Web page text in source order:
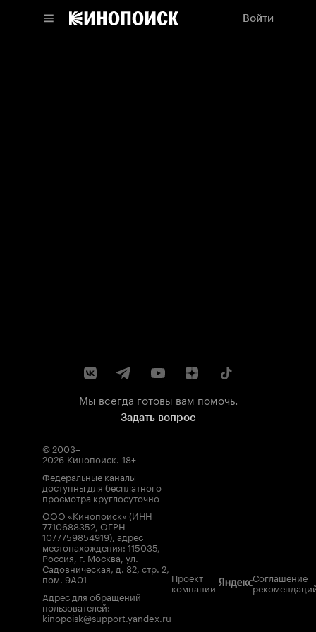
Войти
Мы всегда готовы вам помочь.
Задать вопрос
© 2003–
2026 Кинопоиск. 18+
Федеральные каналы
доступны для бесплатного
просмотра круглосуточно
ООО «Кинопоиск» (ИНН
7710688352, ОГРН
1077759854919), адрес
местонахождения: 115035,
Россия, г. Москва, ул.
Садовническая, д. 82, стр. 2,
пом. 9А01
Адрес для обращений
пользователей:
kinopoisk@support.yandex.ru
Проект
компании
Соглашение